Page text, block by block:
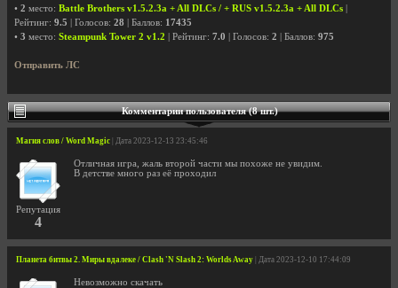
• 2 место: Battle Brothers v1.5.2.3a + All DLCs / + RUS v1.5.2.3a + All DLCs
Рейтинг: 9.5 | Голосов: 28 | Баллов: 17435
• 3 место: Steampunk Tower 2 v1.2 | Рейтинг: 7.0 | Голосов: 2 | Баллов: 975
Отправить ЛС
Комментарии пользователя (8 шт.)
Магия слов / Word Magic | Дата 2023-12-13 23:45:46
Репутация
4
Отличная игра, жаль второй части мы похоже не увидим.
В детстве много раз её проходил
Планета битвы 2. Миры вдалеке / Clash 'N Slash 2: Worlds Away | Дата 2023-12-10 17:44:09
Невозможно скачать